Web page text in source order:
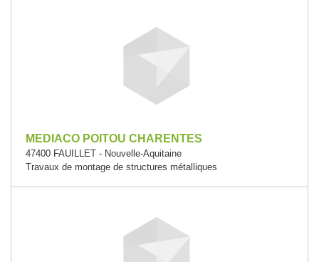
MEDIACO POITOU CHARENTES
47400 FAUILLET - Nouvelle-Aquitaine
Travaux de montage de structures métalliques